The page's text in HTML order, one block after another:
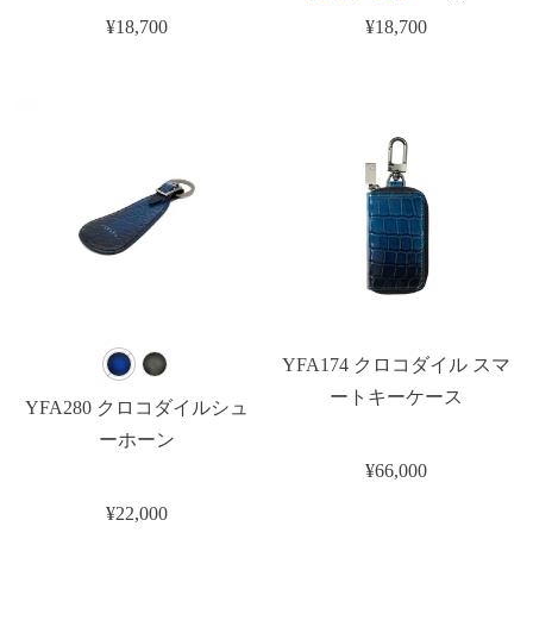
¥18,700
¥18,700
YFA280 クロコダイルシュ
ーホーン
¥22,000
YFA174 クロコダイル スマ
ートキーケース
¥66,000